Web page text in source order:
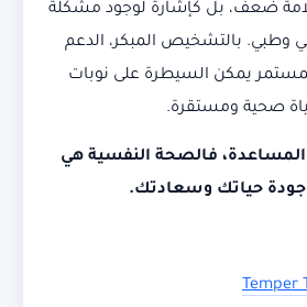
ضعف، بل كإشارة لوجود مشكلة
وطبي. بالتشخيص المبكر، الدعم
يمكن السيطرة على نوبات
صحية ومستقرة.
المساعدة، فالصحة النفسية هي
حياتك وسعادتك.
Temper